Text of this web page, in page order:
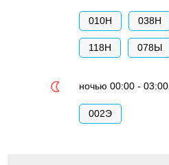
010Н 038Н
118Н 078Ы
ночью 00:00 - 03:00
002Э